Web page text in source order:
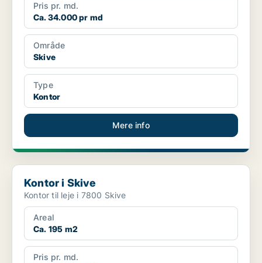
Pris pr. md.
Ca. 34.000 pr md
Område
Skive
Type
Kontor
Mere info
Kontor i Skive
Kontor i Skive
Kontor til leje i 7800 Skive
Areal
Ca. 195 m2
Pris pr. md.